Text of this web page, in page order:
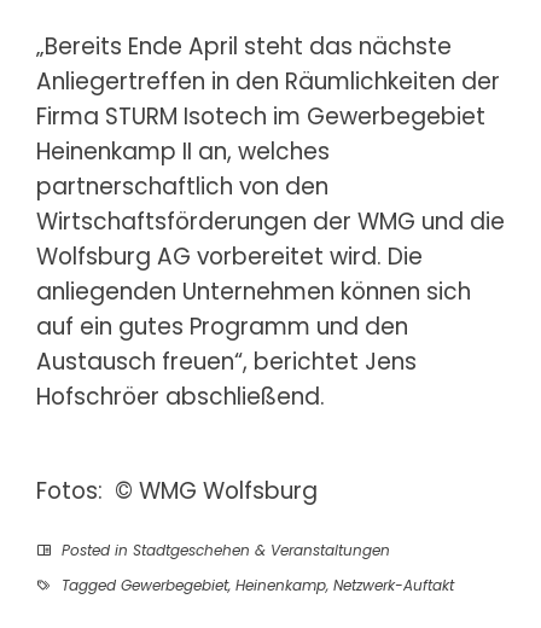
„Bereits Ende April steht das nächste
Anliegertreffen in den Räumlichkeiten der
Firma STURM Isotech im Gewerbegebiet
Heinenkamp II an, welches
partnerschaftlich von den
Wirtschaftsförderungen der WMG und die
Wolfsburg AG vorbereitet wird. Die
anliegenden Unternehmen können sich
auf ein gutes Programm und den
Austausch freuen“, berichtet Jens
Hofschröer abschließend.
Fotos: © WMG Wolfsburg
Posted in Stadtgeschehen & Veranstaltungen
Tagged Gewerbegebiet, Heinenkamp, Netzwerk-Auftakt